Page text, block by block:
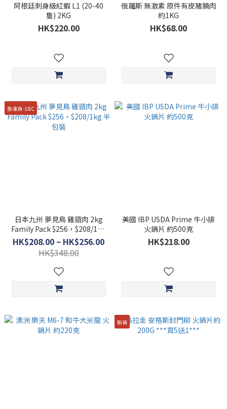
阿根廷刺身級紅蝦 L1 (20-40
隻) 2KG
HK$220.00
俄羅斯 無激素 原件有皮豬腩肉
約1KG
HK$68.00
急凍貨 -18C
日本九州 夢見鳥 雞頸肉 2kg
Family Pack $256，$208/1kg
半包裝
HK$208.00 ~ HK$256.00
HK$348.00
美國 IBP USDA Prime 牛小排
火鍋片 約500克
HK$218.00
新貨